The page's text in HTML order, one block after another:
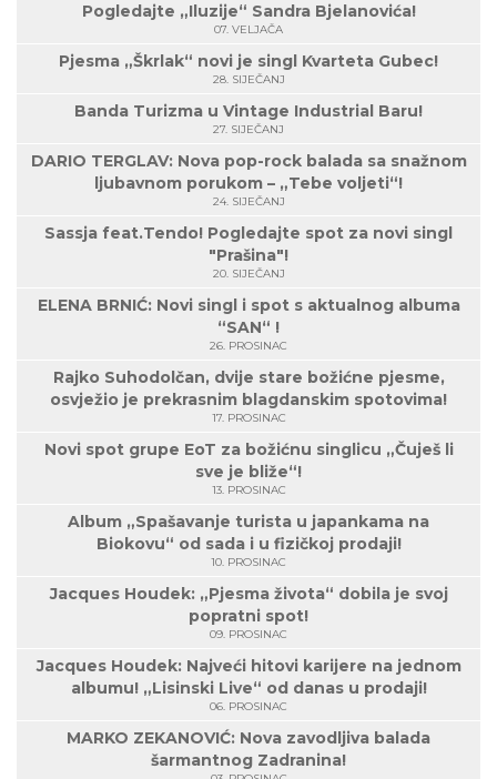
Pogledajte „Iluzije“ Sandra Bjelanovića!
07. VELJAČA
Pjesma „Škrlak“ novi je singl Kvarteta Gubec!
28. SIJEČANJ
Banda Turizma u Vintage Industrial Baru!
27. SIJEČANJ
DARIO TERGLAV: Nova pop-rock balada sa snažnom
ljubavnom porukom – „Tebe voljeti“!
24. SIJEČANJ
Sassja feat.Tendo! Pogledajte spot za novi singl
"Prašina"!
20. SIJEČANJ
ELENA BRNIĆ: Novi singl i spot s aktualnog albuma
“SAN“ !
26. PROSINAC
Rajko Suhodolčan, dvije stare božićne pjesme,
osvježio je prekrasnim blagdanskim spotovima!
17. PROSINAC
Novi spot grupe EoT za božićnu singlicu „Čuješ li
sve je bliže“!
13. PROSINAC
Album „Spašavanje turista u japankama na
Biokovu“ od sada i u fizičkoj prodaji!
10. PROSINAC
Jacques Houdek: „Pjesma života“ dobila je svoj
popratni spot!
09. PROSINAC
Jacques Houdek: Najveći hitovi karijere na jednom
albumu! „Lisinski Live“ od danas u prodaji!
06. PROSINAC
MARKO ZEKANOVIĆ: Nova zavodljiva balada
šarmantnog Zadranina!